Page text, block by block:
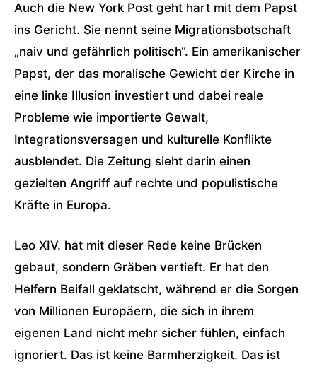
Auch die New York Post geht hart mit dem Papst
ins Gericht. Sie nennt seine Migrationsbotschaft
„naiv und gefährlich politisch“. Ein amerikanischer
Papst, der das moralische Gewicht der Kirche in
eine linke Illusion investiert und dabei reale
Probleme wie importierte Gewalt,
Integrationsversagen und kulturelle Konflikte
ausblendet. Die Zeitung sieht darin einen
gezielten Angriff auf rechte und populistische
Kräfte in Europa.
Leo XIV. hat mit dieser Rede keine Brücken
gebaut, sondern Gräben vertieft. Er hat den
Helfern Beifall geklatscht, während er die Sorgen
von Millionen Europäern, die sich in ihrem
eigenen Land nicht mehr sicher fühlen, einfach
ignoriert. Das ist keine Barmherzigkeit. Das ist